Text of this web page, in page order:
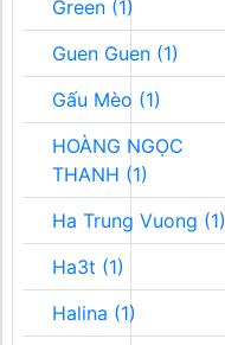
Green (1)
Guen Guen (1)
Gấu Mèo (1)
HOÀNG NGỌC
THANH (1)
Ha Trung Vuong (1)
Ha3t (1)
Halina (1)